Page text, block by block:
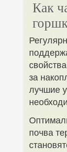
Как
за
лучшие
почва